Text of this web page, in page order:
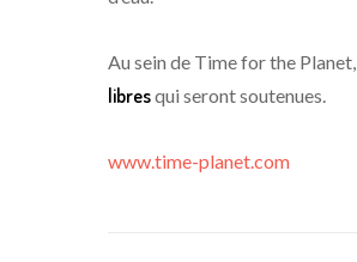
Au sein de Time for the Planet,
libresqui seront soutenues.
www.time-planet.com